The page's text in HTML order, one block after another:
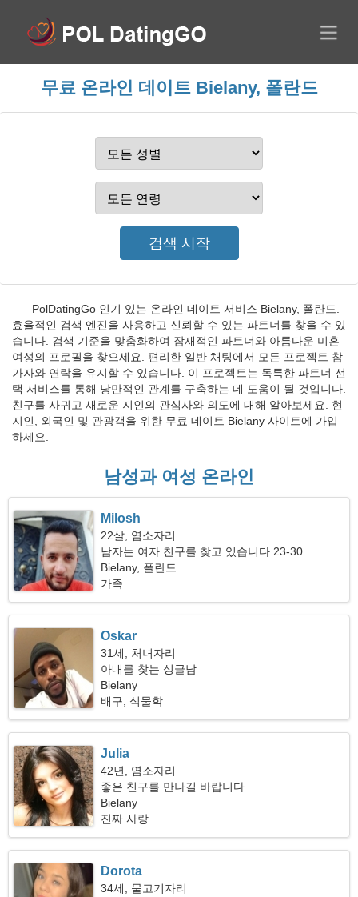
무료 온라인 데이트 Bielany, 폴란드
PolDatingGo 인기 있는 온라인 데이트 서비스 Bielany, 폴란드.
효율적인 검색 엔진을 사용하고 신뢰할 수 있는 파트너를 찾을 수 있
습니다. 검색 기준을 맞춤화하여 잠재적인 파트너와 아름다운 미혼
여성의 프로필을 찾으세요. 편리한 일반 채팅에서 모든 프로젝트 참
가자와 연락을 유지할 수 있습니다. 이 프로젝트는 독특한 파트너 선
택 서비스를 통해 낭만적인 관계를 구축하는 데 도움이 될 것입니다.
친구를 사귀고 새로운 지인의 관심사와 의도에 대해 알아보세요. 현
지인, 외국인 및 관광객을 위한 무료 데이트 Bielany 사이트에 가입
하세요.
남성과 여성 온라인
Milosh
22살, 염소자리
남자는 여자 친구를 찾고 있습니다 23-30
Bielany, 폴란드
가족
Oskar
31세, 처녀자리
아내를 찾는 싱글남
Bielany
배구, 식물학
Julia
42년, 염소자리
좋은 친구를 만나길 바랍니다
Bielany
진짜 사랑
Dorota
34세, 물고기자리